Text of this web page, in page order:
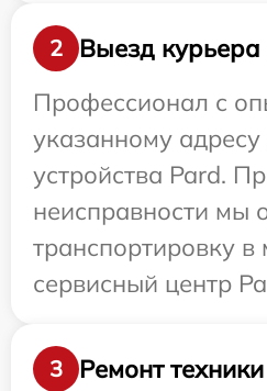
2
Выезд курьера
Профессионал с
указанному
устройства Pard.
неисправности мы
транспортировку в
сервисный центр
3 Ремонт техники